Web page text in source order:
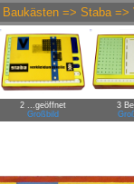
Baukästen => Staba =>
2 ...geöffnet
Großbild
3